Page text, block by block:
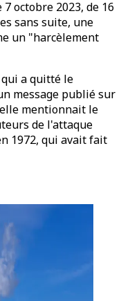
octobre 2023, de 16
sans suite, une
un "harcèlement
qui a quitté le
message publié sur
mentionnait le
de l'attaque
1972, qui avait fait